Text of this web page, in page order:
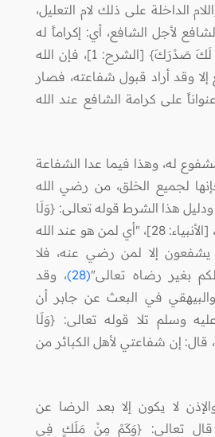
الداخلة على ذلك لام التعليل،
لأجل الشافع، أي: إكراماً له
كقوله تعالى: {أَلَمْ نَشْرَحْ لَكَ صَدْرَكَ} [الشرح: 1]، فإن الله
وقد أراد قبول شفاعته، فصار
على كرامة الشافع عند الله
له، وهذا فيما عدا الشفاعة
لجميع الخلق، من رضي الله
هذا الشرط قوله تعالى: {وَلَا
يَشْفَعُونَ إِلَّا لِمَنِ ارْتَضَى}، [الأنبياء: 28]، "أي لمن هو عند الله
يشفعون إلا لمن رضي عنه، فلا
بغير رضاه تعالى"(28)
، وقد
في البعث عن جابر أن
وسلم تلا قوله تعالى: {وَلَا
إن شفاعتي لأهل الكبائر من
لا يكون إلا بعد الرضا عن
قال تعالى: {وَكَمْ مِنْ مَلَكٍ فِي